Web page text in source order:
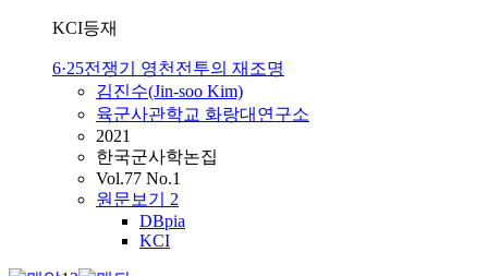
KCI등재
6·25전쟁기 영천전투의 재조명
김진수(Jin-soo Kim)
육군사관학교 화랑대연구소
2021
한국군사학논집
Vol.77 No.1
원문보기 2
DBpia
KCI